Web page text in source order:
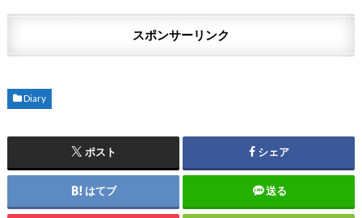
スポンサーリンク
Diary
ポスト シェア
はてブ 送る